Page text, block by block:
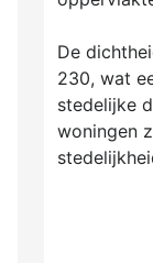
De
230, wat
stedelijke
woningen